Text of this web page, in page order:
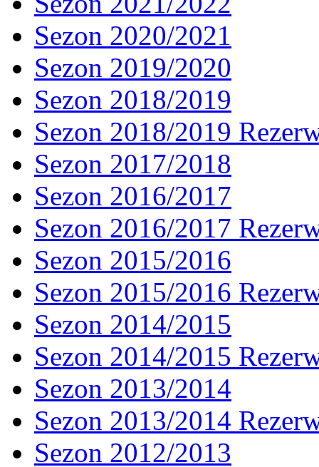
Sezon 2020/2021
Sezon 2019/2020
Sezon 2018/2019
Sezon 2018/2019
Sezon 2017/2018
Sezon 2016/2017
Sezon 2016/2017
Sezon 2015/2016
Sezon 2015/2016
Sezon 2014/2015
Sezon 2014/2015
Sezon 2013/2014
Sezon 2013/2014
Sezon 2012/2013